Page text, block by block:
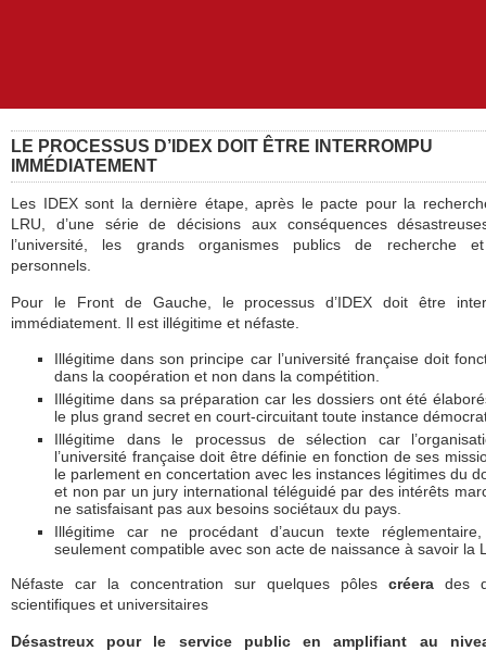
LE PROCESSUS D’IDEX DOIT ÊTRE INTERROMPU
IMMÉDIATEMENT
Les IDEX sont la dernière étape, après le pacte pour la
LRU, d’une série de décisions aux conséquences
l’université, les grands organismes publics de recherche
personnels.
Pour le Front de Gauche, le processus d’IDEX doit être
immédiatement. Il est illégitime et néfaste.
Illégitime dans son principe car l’université française doit
dans la coopération et non dans la compétition.
Illégitime dans sa préparation car les dossiers ont été
le plus grand secret en court-circuitant toute instance
Illégitime dans le processus de sélection car
l’université française doit être définie en fonction de ses
le parlement en concertation avec les instances légitimes du
et non par un jury international téléguidé par des intérêts
ne satisfaisant pas aux besoins sociétaux du pays.
Illégitime car ne procédant d’aucun texte
seulement compatible avec son acte de naissance à savoir la
Néfaste car la concentration sur quelques pôles créera des
scientifiques et universitaires
Désastreux pour le service public en amplifiant au